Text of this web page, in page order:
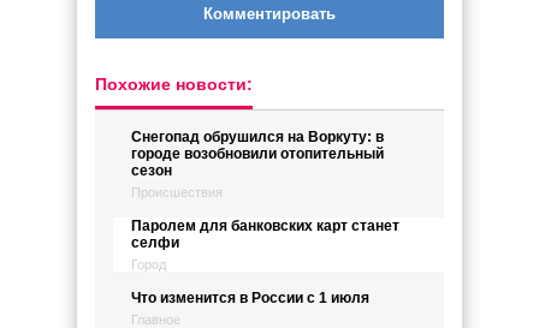
Комментировать
Похожие новости:
Снегопад обрушился на Воркуту: в
городе возобновили отопительный
сезон
Происшествия
Паролем для банковских карт станет
селфи
Город
Что изменится в России с 1 июля
Главное